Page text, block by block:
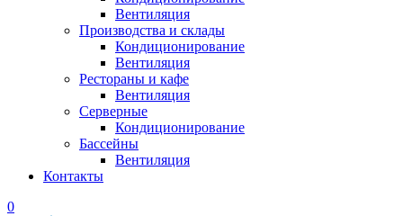
Вентиляция
Производства и склады
Кондиционирование
Вентиляция
Рестораны и кафе
Вентиляция
Серверные
Кондиционирование
Бассейны
Вентиляция
Контакты
0